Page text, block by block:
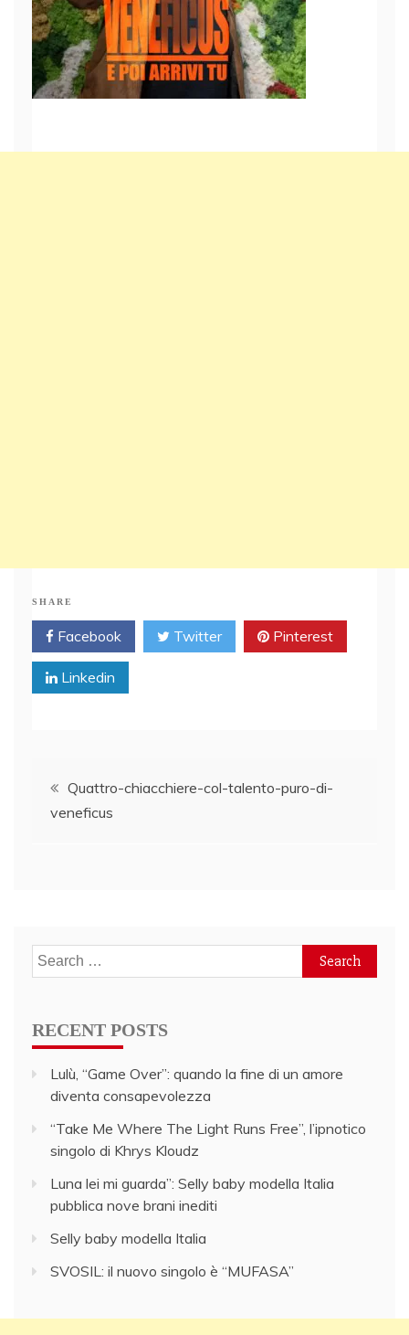
SHARE
Facebook Twitter Pinterest
Linkedin
PostQuattro-chiacchiere-col-talento-puro-di-
veneficus
Search
for:
RECENT POSTS
Lulù, “Game Over”: quando la fine di un amore
diventa consapevolezza
“Take Me Where The Light Runs Free”, l’ipnotico
singolo di Khrys Kloudz
Luna lei mi guarda”: Selly baby modella Italia
pubblica nove brani inediti
Selly baby modella Italia
SVOSIL: il nuovo singolo è “MUFASA”